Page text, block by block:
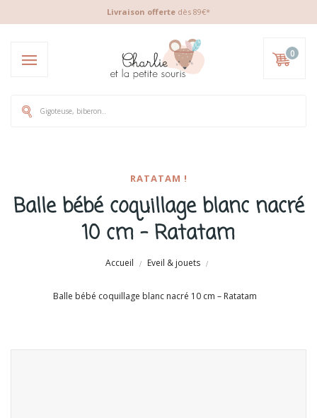
Livraison offerte dès 89€*
0
RATATAM !
Balle bébé coquillage blanc nacré
10 cm – Ratatam
Accueil Eveil & jouets
Balle bébé coquillage blanc nacré 10 cm – Ratatam